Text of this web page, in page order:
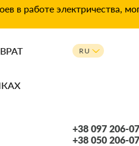
в работе электричества,
RU
+38 097 206-
+38 050 206-